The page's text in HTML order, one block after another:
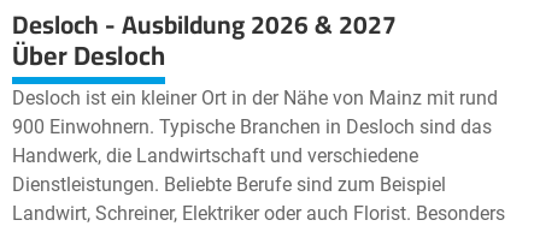
Desloch - Ausbildung 2026 & 2027
+
−
Leaflet| ©OpenStreetMap2
Über Desloch
Desloch ist ein kleiner Ort in der Nähe von Mainz mit rund
900 Einwohnern. Typische Branchen in Desloch sind das
Handwerk, die Landwirtschaft und verschiedene
Dienstleistungen. Beliebte Berufe sind zum Beispiel
Landwirt, Schreiner, Elektriker oder auch Florist. Besonders